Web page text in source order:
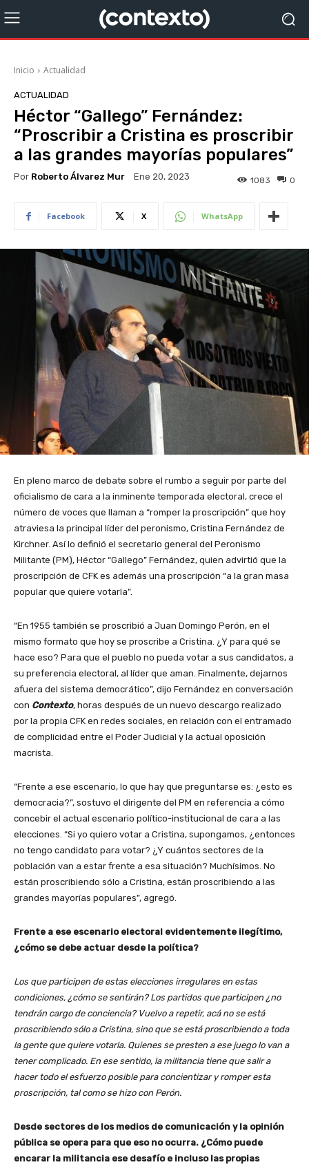
Inicio Actualidad
ACTUALIDAD
Héctor “Gallego” Fernández:
“Proscribir a Cristina es proscribir
a las grandes mayorías populares”
Por Roberto Álvarez Mur Ene 20, 2023 0
1083
Facebook X WhatsApp
En pleno marco de debate sobre el rumbo a seguir por parte del
oficialismo de cara a la inminente temporada electoral, crece el
número de voces que llaman a “romper la proscripción” que hoy
atraviesa la principal líder del peronismo, Cristina Fernández de
Kirchner. Así lo definió el secretario general del Peronismo
Militante (PM), Héctor “Gallego” Fernández, quien advirtió que la
proscripción de CFK es además una proscripción “a la gran masa
popular que quiere votarla”.
“En 1955 también se proscribió a Juan Domingo Perón, en el
mismo formato que hoy se proscribe a Cristina. ¿Y para qué se
hace eso? Para que el pueblo no pueda votar a sus candidatos, a
su preferencia electoral, al líder que aman. Finalmente, dejarnos
afuera del sistema democrático”, dijo Fernández en conversación
con Contexto, horas después de un nuevo descargo realizado
por la propia CFK en redes sociales, en relación con el entramado
de complicidad entre el Poder Judicial y la actual oposición
macrista.
“Frente a ese escenario, lo que hay que preguntarse es: ¿esto es
democracia?”, sostuvo el dirigente del PM en referencia a cómo
concebir el actual escenario político-institucional de cara a las
elecciones. “Si yo quiero votar a Cristina, supongamos, ¿entonces
no tengo candidato para votar? ¿Y cuántos sectores de la
población van a estar frente a esa situación? Muchísimos. No
están proscribiendo sólo a Cristina, están proscribiendo a las
grandes mayorías populares”, agregó.
Frente a ese escenario electoral evidentemente ilegítimo,
¿cómo se debe actuar desde la política?
Los que participen de estas elecciones irregulares en estas
condiciones, ¿cómo se sentirán? Los partidos que participen ¿no
tendrán cargo de conciencia? Vuelvo a repetir, acá no se está
proscribiendo sólo a Cristina, sino que se está proscribiendo a toda
la gente que quiere votarla. Quienes se presten a ese juego lo van a
tener complicado. En ese sentido, la militancia tiene que salir a
hacer todo el esfuerzo posible para concientizar y romper esta
proscripción, tal como se hizo con Perón.
Desde sectores de los medios de comunicación y la opinión
pública se opera para que eso no ocurra. ¿Cómo puede
encarar la militancia ese desafío e incluso las propias